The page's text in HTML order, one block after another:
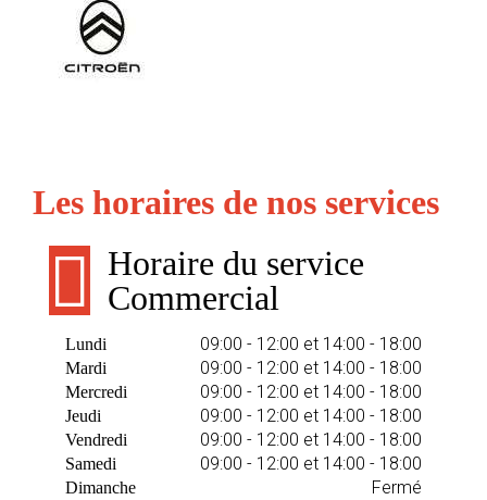
Les horaires de nos services
Horaire du service
Commercial
Lundi 09:00 - 12:00 et 14:00 - 18:00
Mardi 09:00 - 12:00 et 14:00 - 18:00
Mercredi 09:00 - 12:00 et 14:00 - 18:00
Jeudi 09:00 - 12:00 et 14:00 - 18:00
Vendredi 09:00 - 12:00 et 14:00 - 18:00
Samedi 09:00 - 12:00 et 14:00 - 18:00
Dimanche Fermé